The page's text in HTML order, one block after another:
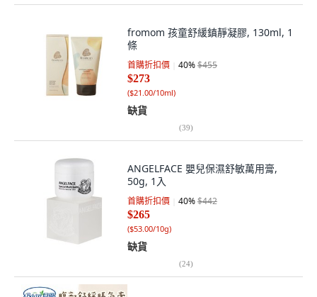
fromom 孩童舒緩鎮靜凝膠, 130ml, 1
條
首購折扣價 40%$455
$273
($21.00/10ml)
缺貨
(39)
ANGELFACE 嬰兒保濕舒敏萬用膏,
50g, 1入
首購折扣價 40%$442
$265
($53.00/10g)
缺貨
(24)